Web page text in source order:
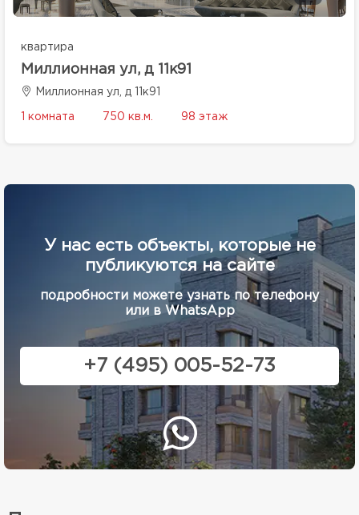
квартира
Миллионная ул, д 11к91
Миллионная ул, д 11к91
1 комната 750 кв.м. 98 этаж
У нас есть объекты, которые не
публикуются на сайте
подробности можете узнать по телефону
или в WhatsApp
+7 (495) 005-52-73